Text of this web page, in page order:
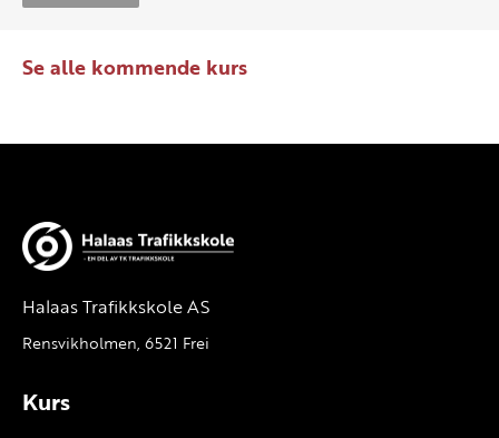
Se alle kommende kurs
Halaas Trafikkskole AS
Rensvikholmen, 6521 Frei
Kurs